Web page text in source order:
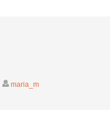
maria_m